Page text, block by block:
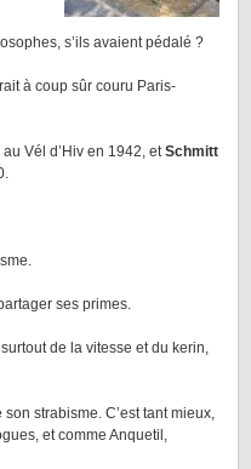
s’ils avaient pédalé ?
à coup sûr couru Paris-
Vél d’Hiv en 1942, etSchmitt
ses primes.
de la vitesse et du kerin,
strabisme. C’est tant mieux,
et comme Anquetil,